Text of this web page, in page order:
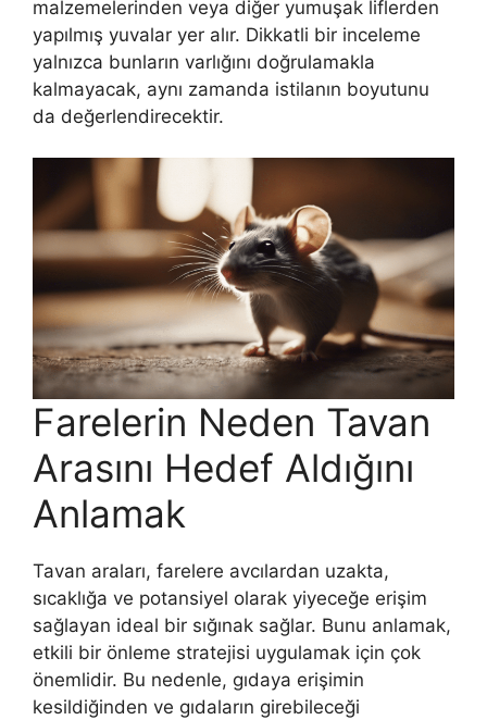
malzemelerinden veya diğer yumuşak liflerden
yapılmış yuvalar yer alır. Dikkatli bir inceleme
yalnızca bunların varlığını doğrulamakla
kalmayacak, aynı zamanda istilanın boyutunu
da değerlendirecektir.
Farelerin Neden Tavan
Arasını Hedef Aldığını
Anlamak
Tavan araları, farelere avcılardan uzakta,
sıcaklığa ve potansiyel olarak yiyeceğe erişim
sağlayan ideal bir sığınak sağlar. Bunu anlamak,
etkili bir önleme stratejisi uygulamak için çok
önemlidir. Bu nedenle, gıdaya erişimin
kesildiğinden ve gıdaların girebileceği